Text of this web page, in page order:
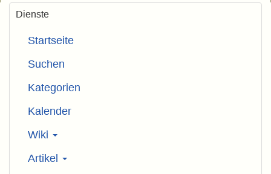
Dienste
Startseite
Suchen
Kategorien
Kalender
Wiki
Artikel